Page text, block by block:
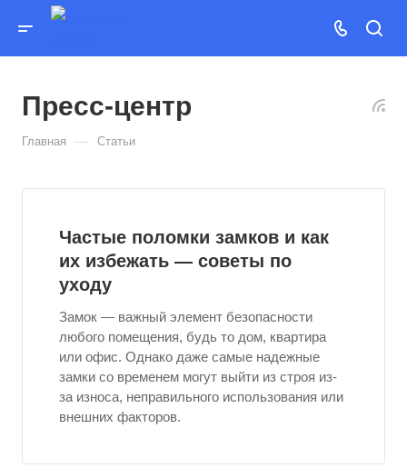
Пресс-центр
Главная — Статьи
Частые поломки замков и как
их избежать — советы по
уходу
Замок — важный элемент безопасности
любого помещения, будь то дом, квартира
или офис. Однако даже самые надежные
замки со временем могут выйти из строя из-
за износа, неправильного использования или
внешних факторов.